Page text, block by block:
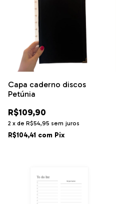
Capa caderno discos
Petúnia
R$109,90
2 x de R$54,95 sem juros
R$104,41 com Pix